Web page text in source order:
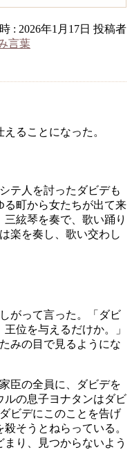
: 2026年1月17日 投稿者
言葉
ることになった。
テ人を討ったダビデも
る町から女たちが出て来
絃琴を奏で、歌い踊り
楽を奏し、歌い交わし
がって言った。「ダビ
位を与えるだけか。」
みの目で見るようにな
臣の全員に、ダビデを
ルの息子ヨナタンはダビ
ダビデにこのことを告げ
そうとねらっている。
り、見つからないよう